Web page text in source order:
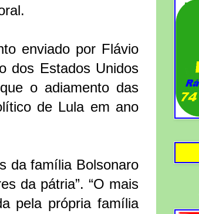
enviado por Flávio
dos Estados Unidos
o adiamento das
de Lula em ano
da família Bolsonaro
da pátria”. “O mais
pela própria família